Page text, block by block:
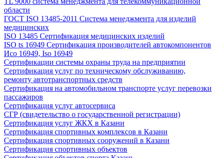
области
ГОСТ ISO 13485-2011 Система менеджмента для изделий
медицинских
ISO 13485 Сертификация медицинских изделий
ISO ts 16949 Сертификация производителей автокомпонентов
Исо 16949, Iso 16949
Сертификации системы охраны труда на предприятии
Сертификация услуг по техническому обслуживанию,
ремонту автотранспортных средств
Сертификация на автомобильном транспорте услуг перевозки
пассажиров
Сертификация услуг автосервиса
СГР (свидетельство о государственной регистрации)
Сертификация услуг ЖКХ в Казани
Сертификация спортивных комплексов в Казани
Сертификация спортивных сооружений в Казани
Сертификация спортивных объектов